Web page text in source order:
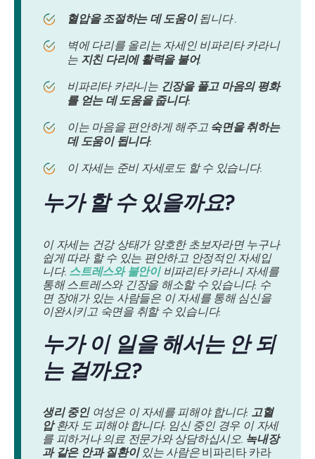
혈압을 조절하는 데 도움이됩니다 .
벽에 다리를 올리는 자세인 비파리타 카라니
는 지친 다리에 활력을 불어.
비파리타 카라니는 긴장을 풀고 마음의 평화
를 얻는 데 도움을 줍니다.
이는 마음을 편안하게 해주고 숙면을 취하는
데 도움이 됩니다.
이 자세는 준비 자세로도 할 수 있습니다.
누가 할 수 있을까요?
이 자세는 건강 상태가 양호한 초보자라면 누구나
쉽게 따라 할 수 있는 편안하고 안정적인 자세입
니다. 스트레스와 불안이비파리타 카라니 자세를
통해 스트레스와 긴장을 해소할 수 있습니다. 수
면 장애가 있는 사람들은 이 자세를 통해 심신을
이완시키고 숙면을 취할 수 있습니다.
누가 이 일을 해서는 안 되
는 걸까요?
생리 중인여성은 이 자세를 피해야 합니다. 고혈
압환자 도 피해야 합니다. 임신 중인 경우 이 자세
를 피하거나 의료 전문가와 상담하십시오. 녹내장
과 같은 안과 질환이있는 사람은 비파리타 카라